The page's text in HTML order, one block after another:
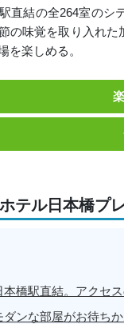
直結の全264室のシ
の味覚を取り入れ
を楽しめる。
テル日本橋プ
本橋駅直結。アクセ
ダンな部屋がお待ち